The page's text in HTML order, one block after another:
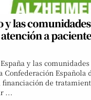
y las
a
y las
Confederación Española
financiación de
...